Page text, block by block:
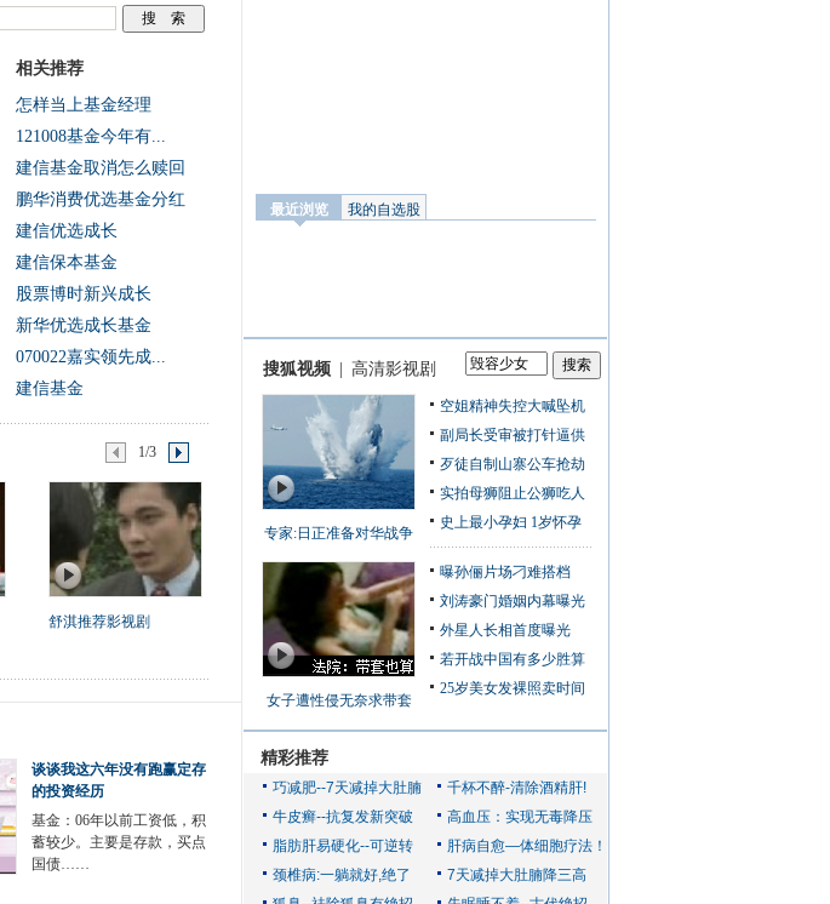
相关推荐
怎样当上基金经理
121008基金今年有...
建信基金取消怎么赎回
鹏华消费优选基金分红
建信优选成长
建信保本基金
股票博时新兴成长
新华优选成长基金
070022嘉实领先成...
建信基金
1/3
舒淇推荐影视剧
谈谈我这六年没有跑赢定存
的投资经历
基金：06年以前工资低，积
蓄较少。主要是存款，买点
国债……
搜狐视频 高清影视剧
专家:日正准备对华战争
女子遭性侵无奈求带套
空姐精神失控大喊坠机
副局长受审被打针逼供
歹徒自制山寨公车抢劫
实拍母狮阻止公狮吃人
史上最小孕妇 1岁怀孕
曝孙俪片场刁难搭档
刘涛豪门婚姻内幕曝光
外星人长相首度曝光
若开战中国有多少胜算
25岁美女发裸照卖时间
精彩推荐